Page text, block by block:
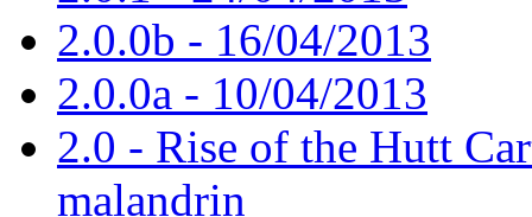
2.0.0b - 16/04/2013
2.0.0a - 10/04/2013
2.0 - Rise of the Hutt
malandrin